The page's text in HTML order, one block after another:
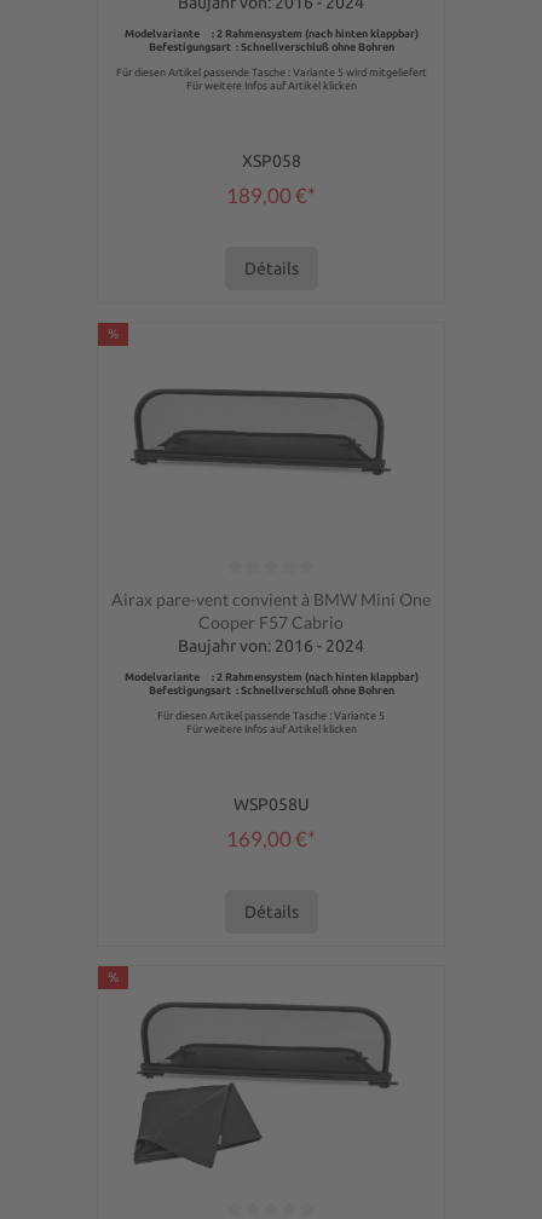
Modelvariante : 2 Rahmensystem (nach hinten klappbar)
Befestigungsart : Schnellverschluß ohne Bohren
Für diesen Artikel passende Tasche : Variante 5 wird mitgeliefert
Für weitere Infos auf Artikel klicken
XSP058
189,00 €*
Détails
%
Note moyenne de 0 sur 5 étoiles
Airax pare-vent convient à BMW Mini One
Cooper F57 Cabrio
Baujahr von: 2016 - 2024
Modelvariante : 2 Rahmensystem (nach hinten klappbar)
Befestigungsart : Schnellverschluß ohne Bohren
Für diesen Artikel passende Tasche : Variante 5
Für weitere Infos auf Artikel klicken
WSP058U
169,00 €*
Détails
%